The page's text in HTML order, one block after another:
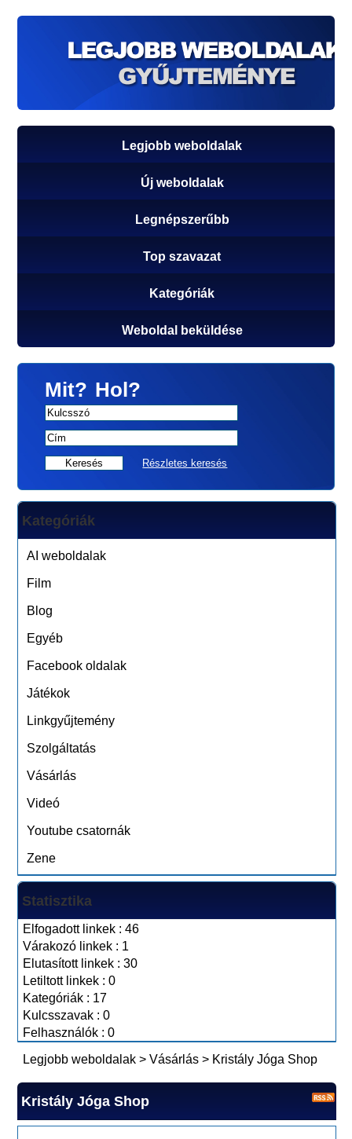
Legjobb weboldalak
Új weboldalak
Legnépszerűbb
Top szavazat
Kategóriák
Weboldal beküldése
Mit? Hol?
Részletes keresés
Kategóriák
AI weboldalak
Film
Blog
Egyéb
Facebook oldalak
Játékok
Linkgyűjtemény
Szolgáltatás
Vásárlás
Videó
Youtube csatornák
Zene
Statisztika
Elfogadott linkek : 46
Várakozó linkek : 1
Elutasított linkek : 30
Letiltott linkek : 0
Kategóriák : 17
Kulcsszavak : 0
Felhasználók : 0
Legjobb weboldalak >Vásárlás > Kristály Jóga Shop
Kristály Jóga Shop